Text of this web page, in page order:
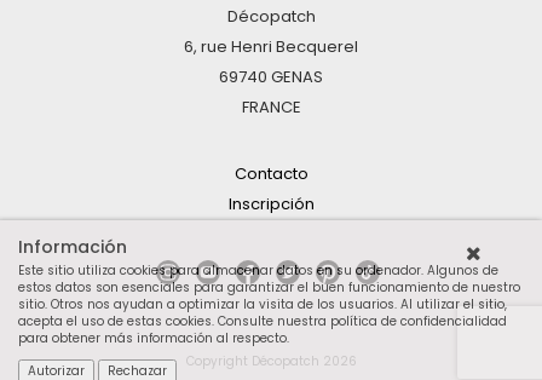
Décopatch
6, rue Henri Becquerel
69740 GENAS
FRANCE
Contacto
Inscripción
Copyright Décopatch 2026
Información
Este sitio utiliza cookies para almacenar datos en su ordenador. Algunos de
estos datos son esenciales para garantizar el buen funcionamiento de nuestro
sitio. Otros nos ayudan a optimizar la visita de los usuarios. Al utilizar el sitio,
acepta el uso de estas cookies. Consulte nuestra política de confidencialidad
para obtener más información al respecto.
Autorizar
Rechazar